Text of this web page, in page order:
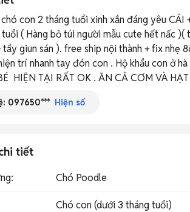
con 2 tháng tuổi xinh xắn đáng yêu
( Hàng bỏ túi người mẫu cute hết nấc
tẩy giun sán ). free ship nội thành + fix nhẹ
trí nhanh tay đón con . Hộ khẩu con ở
HIỆN TẠI RẤT OK . ĂN CẢ CƠM VÀ HẠT
097650*** Hiện số
tiết
: Chó Poodle
Chó con (dưới 3 tháng tuổi)